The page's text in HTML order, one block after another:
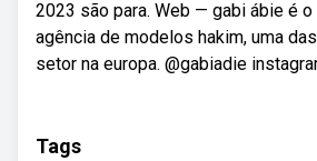
2023 são para. Web — gabi ábie é o
agência de modelos hakim, uma
setor na europa. @gabiadie
Tags